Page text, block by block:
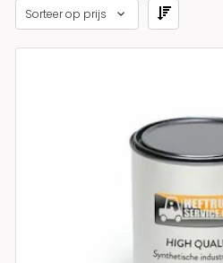
Sorteer op prijs